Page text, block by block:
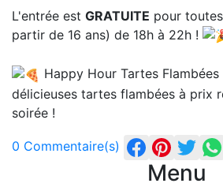
L'entrée est GRATUITE pour
partir de 16 ans) de 18h à 22h !
Happy Hour Tartes
délicieuses tartes flambées à prix
soirée !
0 Commentaire(s)
Menu